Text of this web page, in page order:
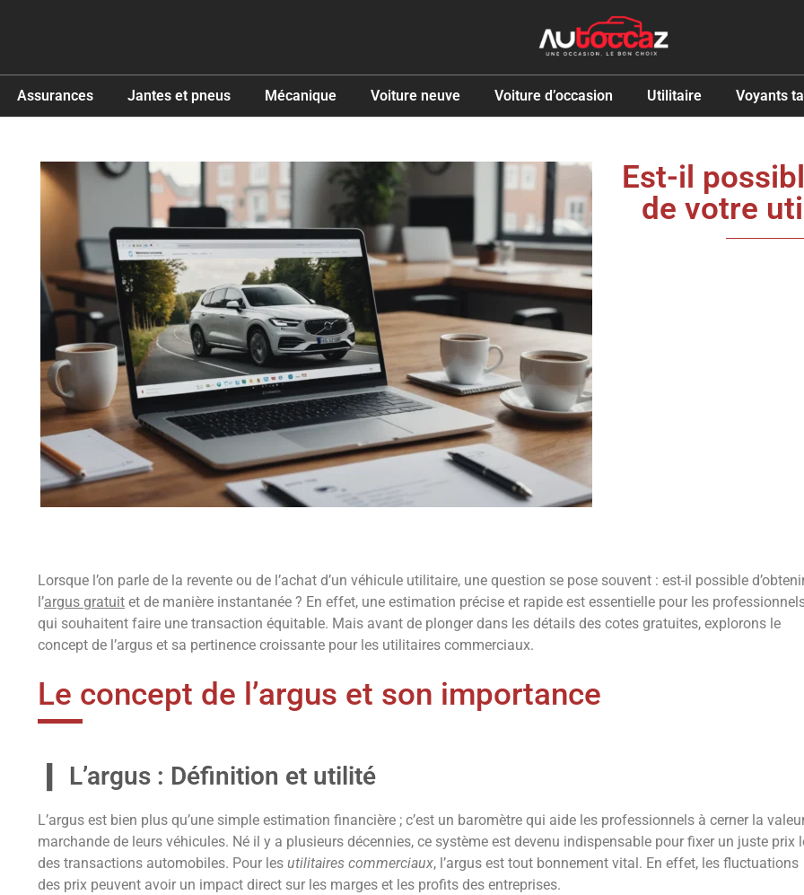
Assurances Jantes et pneus Mécanique Voiture neuve Voiture d’occasion Utilitaire Voyants
Est-il
de votre
Lorsque l’on parle de la revente ou de l’achat d’un véhicule utilitaire, une question se pose souvent : est-il possible
l’argus gratuit et de manière instantanée ? En effet, une estimation précise et rapide est essentielle pour les
qui souhaitent faire une transaction équitable. Mais avant de plonger dans les détails des cotes gratuites, explorons le
concept de l’argus et sa pertinence croissante pour les utilitaires commerciaux.
Le concept de l’argus et son importance
L’argus : Définition et utilité
L’argus est bien plus qu’une simple estimation financière ; c’est un baromètre qui aide les professionnels à cerner la
marchande de leurs véhicules. Né il y a plusieurs décennies, ce système est devenu indispensable pour fixer un juste prix
des transactions automobiles. Pour les utilitaires commerciaux, l’argus est tout bonnement vital. En effet, les fluctuations
des prix peuvent avoir un impact direct sur les marges et les profits des entreprises.